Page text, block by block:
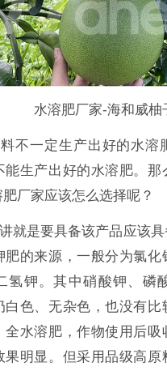
水溶肥厂家-海和威柚
不一定生产出好的水溶
能生产出好的水溶肥。那
厂家应该怎么选择呢？
就是要具备该产品应该
肥的来源，一般分为氯化
氢钾。其中硝酸钾、磷
白色、无杂色，也没有比
全水溶肥，作物使用后吸
果明显。但采用品级高原